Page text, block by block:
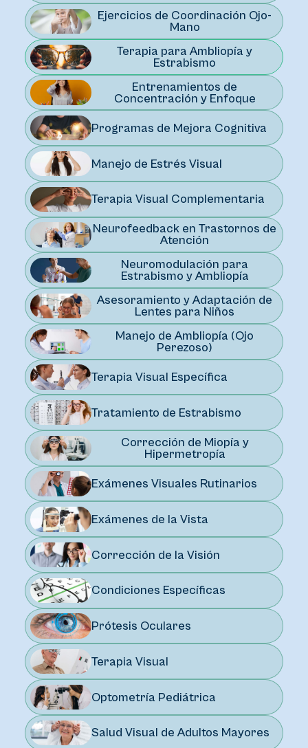
Ejercicios de Coordinación Ojo-
Mano
Terapia para Ambliopía y
Estrabismo
Entrenamientos de
Concentración y Enfoque
Programas de Mejora Cognitiva
Manejo de Estrés Visual
Terapia Visual Complementaria
Neurofeedback en Trastornos de
Atención
Neuromodulación para
Estrabismo y Ambliopía
Asesoramiento y Adaptación de
Lentes para Niños
Manejo de Ambliopía (Ojo
Perezoso)
Terapia Visual Específica
Tratamiento de Estrabismo
Corrección de Miopía y
Hipermetropía
Exámenes Visuales Rutinarios
Exámenes de la Vista
Corrección de la Visión
Condiciones Específicas
Prótesis Oculares
Terapia Visual
Optometría Pediátrica
Salud Visual de Adultos Mayores